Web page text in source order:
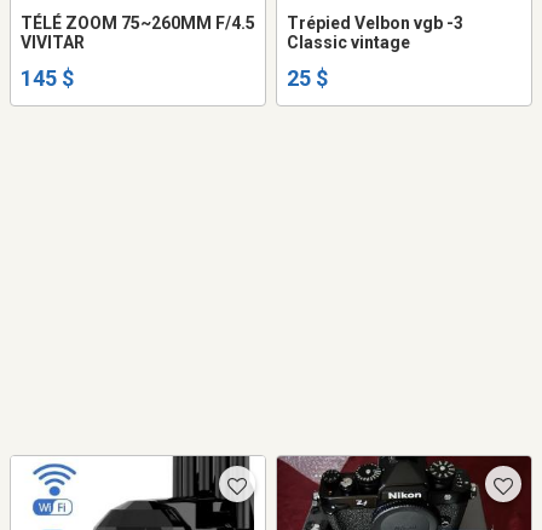
TÉLÉ ZOOM 75~260MM F/4.5
VIVITAR
145 $
Trépied Velbon vgb -3
Classic vintage
25 $